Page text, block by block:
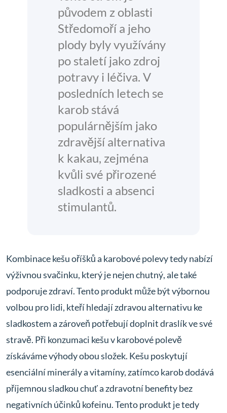
původem z oblasti
Středomoří a jeho
plody byly využívány
po staletí jako zdroj
potravy i léčiva. V
posledních letech se
karob stává
populárnějším jako
zdravější alternativa
k kakau, zejména
kvůli své přirozené
sladkosti a absenci
stimulantů.
Kombinace kešu oříšků a karobové polevy tedy nabízí
výživnou svačinku, který je nejen chutný, ale také
podporuje zdraví. Tento produkt může být výbornou
volbou pro lidi, kteří hledají zdravou alternativu ke
sladkostem a zároveň potřebují doplnit draslík ve své
stravě. Při konzumaci kešu v karobové polevě
získáváme výhody obou složek. Kešu poskytují
esenciální minerály a vitamíny, zatímco karob dodává
příjemnou sladkou chuť a zdravotní benefity bez
negativních účinků kofeinu. Tento produkt je tedy